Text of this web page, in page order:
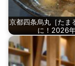
京都四条烏丸［たま
に！2026